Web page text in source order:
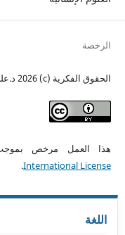
الرخصة
الحقوق الفكرية (c) 2026 د.علي مصطفى عاشور
هذا العمل مرخص
International License
.
اللغة